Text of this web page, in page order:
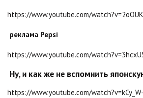
https://www.youtube.com/
реклама Pepsi
https://www.youtube.com/
Ну, и как же не вспомнить
https://www.youtube.com/